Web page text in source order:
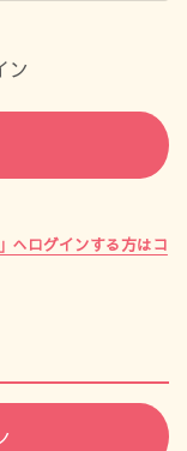
ン
へログインする方はコ